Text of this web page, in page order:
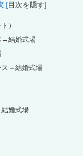
[目次を隠す]
）
→結婚式場
ス→結婚式場
婚式場